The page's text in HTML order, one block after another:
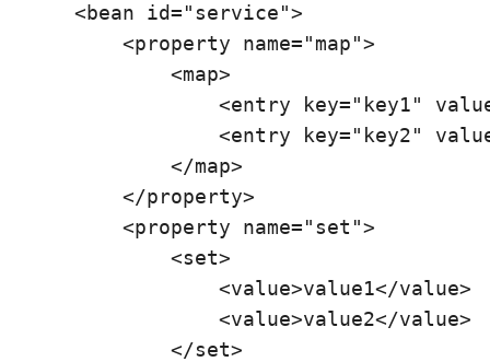
<bean id="service">
<property name="map">
<map>
<entry key="key1"
<entry key="key2"
</map>
</property>
<property name="set">
<set>
<value>value1</value>
<value>value2</value>
</set>